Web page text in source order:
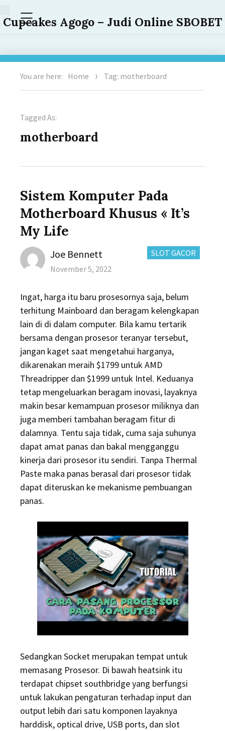
Cupcakes Agogo – Judi Online SBOBET
Menu
You are here: Home Tag: motherboard
Tagged As:
motherboard
Sistem Komputer Pada
Motherboard Khusus « It’s
My Life
CATEGORIES:
SLOT GACOR
Author
Joe Bennett
Posted
November 5, 2022
Ingat, harga itu baru prosesornya saja, belum
terhitung Mainboard dan beragam kelengkapan
lain di di dalam computer. Bila kamu tertarik
bersama dengan prosesor teranyar tersebut,
jangan kaget saat mengetahui harganya,
dikarenakan meraih $1799 untuk AMD
Threadripper dan $1999 untuk Intel. Keduanya
tetap mengeluarkan beragam inovasi, layaknya
makin besar kemampuan prosesor miliknya dan
juga memberi tambahan beragam fitur di
dalamnya. Tentu saja tidak, cuma saja suhunya
dapat amat panas dan bakal mengganggu
kinerja dari prosesor itu sendiri. Tanpa Thermal
Paste maka panas berasal dari prosesor tidak
dapat diteruskan ke mekanisme pembuangan
panas.
Sedangkan Socket merupakan tempat untuk
memasang Prosesor. Di bawah heatsink itu
terdapat chipset southbridge yang berfungsi
untuk lakukan pengaturan terhadap input dan
output lebih dari satu komponen layaknya
harddisk, optical drive, USB ports, dan slot